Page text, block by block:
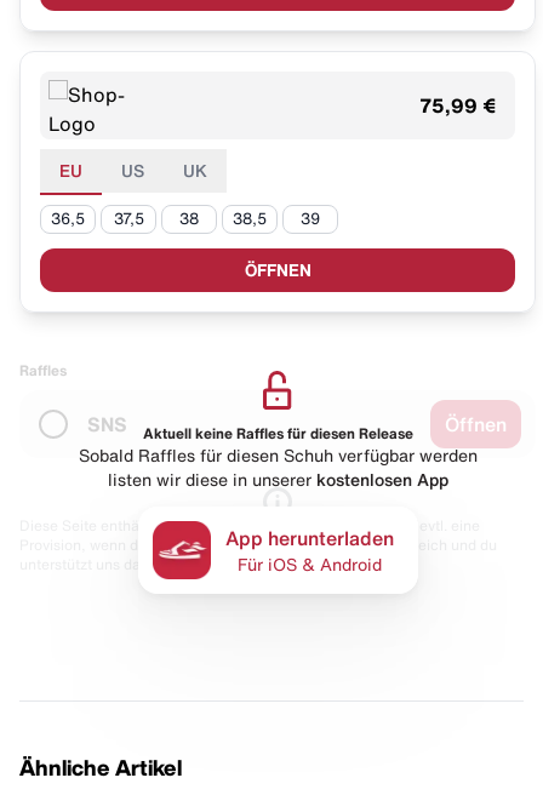
75,99 €
EU US UK
36,5 37,5 38 38,5 39
ÖFFNEN
Raffles
SNS Öffnen
Diese Seite enthält Links zu unseren Partnern. Wir erhalten evtl. eine
Provision, wenn du etwas kaufst. Für dich bleibt der Preis gleich und du
unterstützt uns damit.
Aktuell keine Raffles für diesen Release
Sobald Raffles für diesen Schuh verfügbar werden
listen wir diese in unserer kostenlosen App
App herunterladen
Für iOS & Android
Ähnliche Artikel